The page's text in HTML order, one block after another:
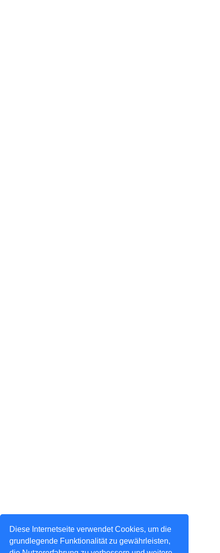
Diese Internetseite verwendet Cookies, um die
grundlegende Funktionalität zu gewährleisten,